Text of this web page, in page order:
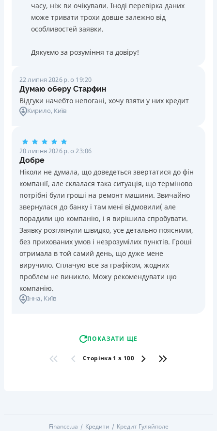
часу, ніж ви очікували. Іноді перевірка даних
може тривати трохи довше залежно від
особливостей заявки.
Дякуємо за розуміння та довіру!
22 липня 2026 р. о 19:20
Думаю оберу Старфин
Відгуки начебто непогані, хочу взяти у них кредит
Кирило, Київ
20 липня 2026 р. о 23:06
Добре
Ніколи не думала, що доведеться звертатися до фін
компанії, але склалася така ситуація, що терміново
потрібні були гроші на ремонт машини. Звичайно
звернулася до банку і там мені відмовили( але
порадили цю компанію, і я вирішила спробувати.
Заявку розглянули швидко, усе детально пояснили,
без прихованих умов і незрозумілих пунктів. Гроші
отримала в той самий день, що дуже мене
виручило. Сплачую все за графіком, жодних
проблем не виникло. Можу рекомендувати цю
компанію.
Інна, Київ
ПОКАЗАТИ ЩЕ
Сторінка 1 з 100
Finance.ua Кредити Кредит Гуляйполе